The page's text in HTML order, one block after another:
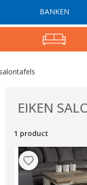
BANKEN
EIKEN
1 product